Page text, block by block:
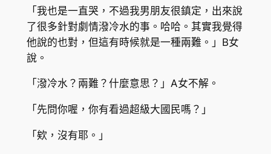
「我也是一直哭，不過我男朋友很鎮定，出來說
了很多針對劇情潑冷水的事。哈哈。其實我覺得
他說的也對，但這有時候就是一種兩難。」B女
說。
「潑冷水？兩難？什麼意思？」A女不解。
「先問你喔，你有看過超級大國民嗎？」
「欸，沒有耶。」